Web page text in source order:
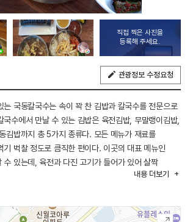
직접 찍은 사진을
등록해 주세요.
관광정보 수정요청
는 국동칼국수는 속이 꽉 찬 김밥과 칼국수를 전문으로
국수에서 만날 수 있는 김밥은 육전김밥, 무말랭이김밥,
김밥까지 총 5가지 종류다. 모든 메뉴가 재료를
기 벅찰 정도로 큼직한 편이다. 이곳의 대표 메뉴인
수 있는데, 육전과 다진 고기가 들어가 있어 살짝
것을 잘 먹을 수 있다면 매운맛을 추천한다.
찬은 여수답게 갓김치가 제공된다.
내용 더보기